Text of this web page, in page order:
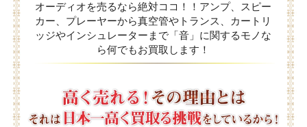
オーディオを売るなら絶対ココ！！アンプ、スピー
カー、プレーヤーから真空管やトランス、カートリ
ッジやインシュレーターまで「音」に関するモノな
ら何でもお買取します！